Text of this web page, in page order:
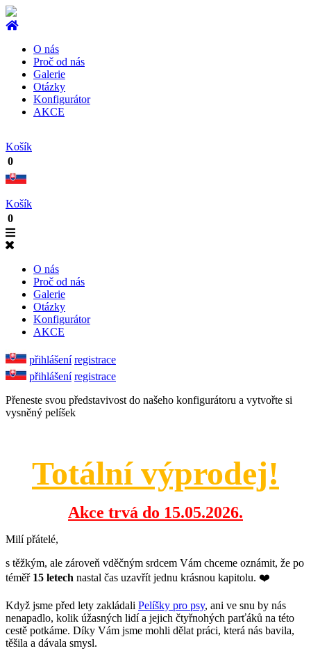
O nás
Proč od nás
Galerie
Otázky
Konfigurátor
AKCE
Košík
0
Košík
0
O nás
Proč od nás
Galerie
Otázky
Konfigurátor
AKCE
přihlášení registrace
přihlášení registrace
Přeneste svou představivost do našeho konfigurátoru a vytvořte si
vysněný pelíšek
Totální výprodej!
Akce trvá do 15.05.2026.
Milí přátelé,
s těžkým, ale zároveň vděčným srdcem Vám chceme oznámit, že po
téměř 15 letech nastal čas uzavřít jednu krásnou kapitolu. ❤️
Když jsme před lety zakládali Pelíšky pro psy, ani ve snu by nás
nenapadlo, kolik úžasných lidí a jejich čtyřnohých parťáků na této
cestě potkáme. Díky Vám jsme mohli dělat práci, která nás bavila,
těšila a dávala smysl.